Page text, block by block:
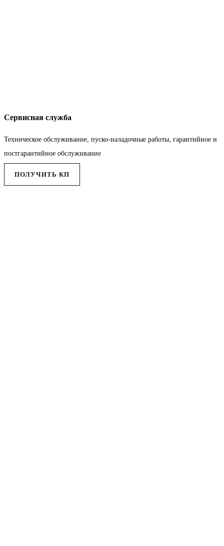
Сервисная служба
Техническое обслуживание, пуско-наладочные работы, гарантийное и
постгарантийное обслуживание
ПОЛУЧИТЬ КП